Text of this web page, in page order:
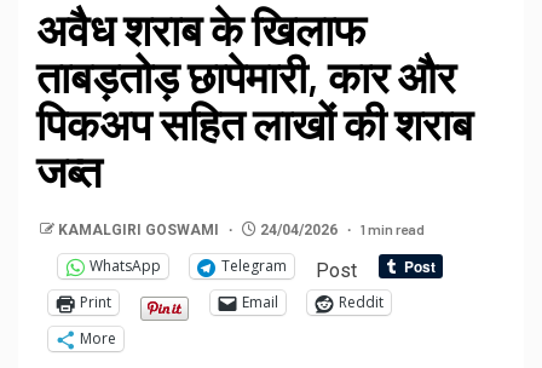
अवैध शराब के खिलाफ
ताबड़तोड़ छापेमारी, कार और
पिकअप सहित लाखों की शराब
जब्त
KAMALGIRI GOSWAMI 24/04/2026 1 min read
WhatsApp Telegram Post
Print Email
Reddit
More